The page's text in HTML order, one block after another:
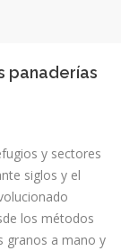
panaderías
y sectores
siglos y el
los métodos
granos a mano y